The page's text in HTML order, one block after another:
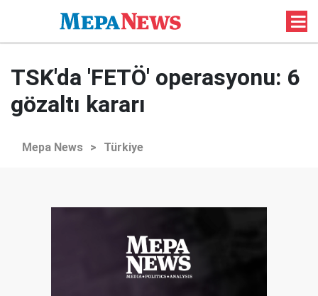
TSK'da 'FETÖ' operasyonu: 6
gözaltı kararı
Mepa News > Türkiye